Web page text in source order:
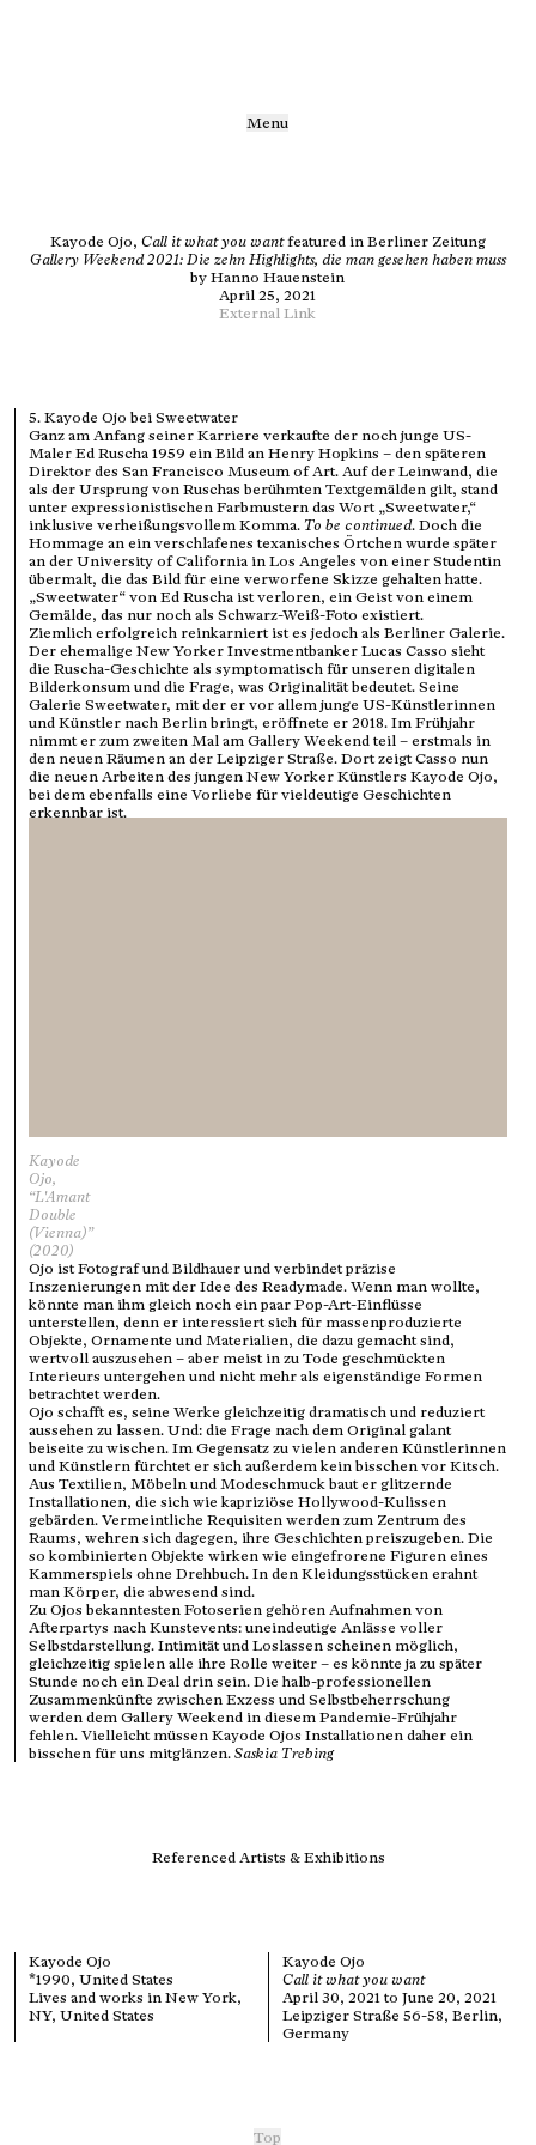
Menu
Kayode Ojo, Call it what you wantfeatured in Berliner Zeitung
Gallery Weekend 2021: Die zehn Highlights, die man gesehen haben muss
by Hanno Hauenstein
April 25, 2021
External Link
5. Kayode Ojo bei Sweetwater
Ganz am Anfang seiner Karriere verkaufte der noch junge US-
Maler Ed Ruscha 1959 ein Bild an Henry Hopkins – den späteren
Direktor des San Francisco Museum of Art. Auf der Leinwand, die
als der Ursprung von Ruschas berühmten Textgemälden gilt, stand
unter expressionistischen Farbmustern das Wort „Sweetwater,“
inklusive verheißungsvollem Komma. To be continued. Doch die
Hommage an ein verschlafenes texanisches Örtchen wurde später
an der University of California in Los Angeles von einer Studentin
übermalt, die das Bild für eine verworfene Skizze gehalten hatte.
„Sweetwater“ von Ed Ruscha ist verloren, ein Geist von einem
Gemälde, das nur noch als Schwarz-Weiß-Foto existiert.
Ziemlich erfolgreich reinkarniert ist es jedoch als Berliner Galerie.
Der ehemalige New Yorker Investmentbanker Lucas Casso sieht
die Ruscha-Geschichte als symptomatisch für unseren digitalen
Bilderkonsum und die Frage, was Originalität bedeutet. Seine
Galerie Sweetwater, mit der er vor allem junge US-Künstlerinnen
und Künstler nach Berlin bringt, eröffnete er 2018. Im Frühjahr
nimmt er zum zweiten Mal am Gallery Weekend teil – erstmals in
den neuen Räumen an der Leipziger Straße. Dort zeigt Casso nun
die neuen Arbeiten des jungen New Yorker Künstlers Kayode Ojo,
bei dem ebenfalls eine Vorliebe für vieldeutige Geschichten
erkennbar ist.
Kayode
Ojo,
“L'Amant
Double
(Vienna)”
(2020)
Ojo ist Fotograf und Bildhauer und verbindet präzise
Inszenierungen mit der Idee des Readymade. Wenn man wollte,
könnte man ihm gleich noch ein paar Pop-Art-Einflüsse
unterstellen, denn er interessiert sich für massenproduzierte
Objekte, Ornamente und Materialien, die dazu gemacht sind,
wertvoll auszusehen – aber meist in zu Tode geschmückten
Interieurs untergehen und nicht mehr als eigenständige Formen
betrachtet werden.
Ojo schafft es, seine Werke gleichzeitig dramatisch und reduziert
aussehen zu lassen. Und: die Frage nach dem Original galant
beiseite zu wischen. Im Gegensatz zu vielen anderen Künstlerinnen
und Künstlern fürchtet er sich außerdem kein bisschen vor Kitsch.
Aus Textilien, Möbeln und Modeschmuck baut er glitzernde
Installationen, die sich wie kapriziöse Hollywood-Kulissen
gebärden. Vermeintliche Requisiten werden zum Zentrum des
Raums, wehren sich dagegen, ihre Geschichten preiszugeben. Die
so kombinierten Objekte wirken wie eingefrorene Figuren eines
Kammerspiels ohne Drehbuch. In den Kleidungsstücken erahnt
man Körper, die abwesend sind.
Zu Ojos bekanntesten Fotoserien gehören Aufnahmen von
Afterpartys nach Kunstevents: uneindeutige Anlässe voller
Selbstdarstellung. Intimität und Loslassen scheinen möglich,
gleichzeitig spielen alle ihre Rolle weiter – es könnte ja zu später
Stunde noch ein Deal drin sein. Die halb-professionellen
Zusammenkünfte zwischen Exzess und Selbstbeherrschung
werden dem Gallery Weekend in diesem Pandemie-Frühjahr
fehlen. Vielleicht müssen Kayode Ojos Installationen daher ein
bisschen für uns mitglänzen. Saskia Trebing
Referenced Artists & Exhibitions
Kayode Ojo
*1990, United States
Lives and works in New York,
NY, United States
Kayode Ojo
Call it what you want
April 30, 2021 to June 20, 2021
Leipziger Straße 56-58, Berlin,
Germany
Top